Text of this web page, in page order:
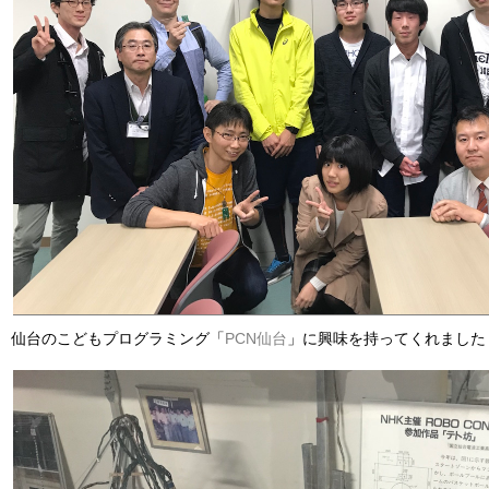
仙台のこどもプログラミング「PCN仙台 」に興味を持ってくれました